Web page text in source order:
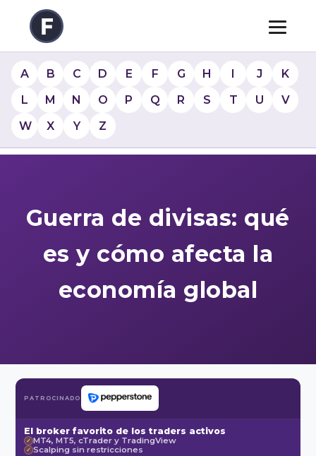
A B C D E F G H I J
K
L
M N O P Q R S T U
V
W
X Y Z
Guerra de divisas: qué
es y cómo afecta la
economía global
PATROCINADO
El broker favorito de los traders activos
✓ MT4, MT5, cTrader y TradingView
✓ Scalping sin restricciones